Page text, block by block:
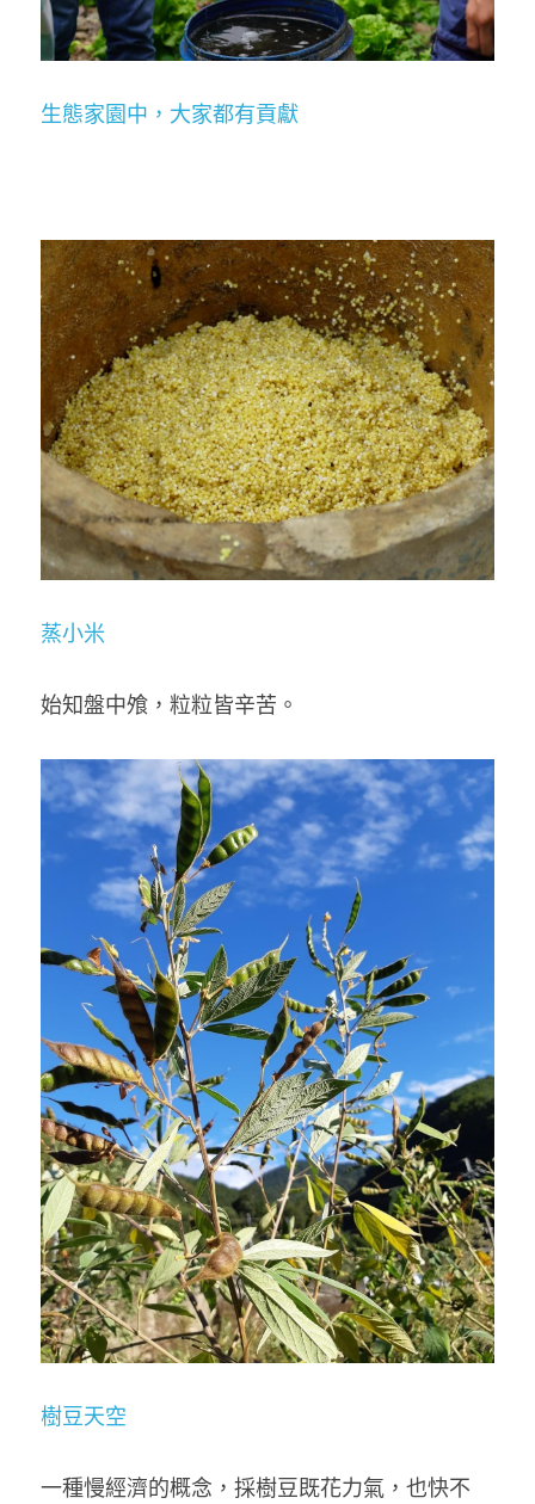
生態家園中，大家都有貢獻
蒸小米
始知盤中飧，粒粒皆辛苦。
樹豆天空
一種慢經濟的概念，採樹豆既花力氣，也快不